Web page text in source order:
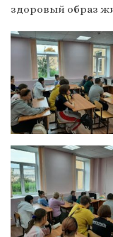
здоровый образ